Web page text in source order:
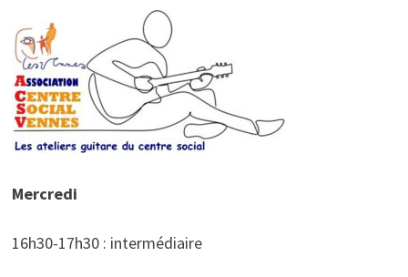
Mercredi
16h30-17h30 : intermédiaire